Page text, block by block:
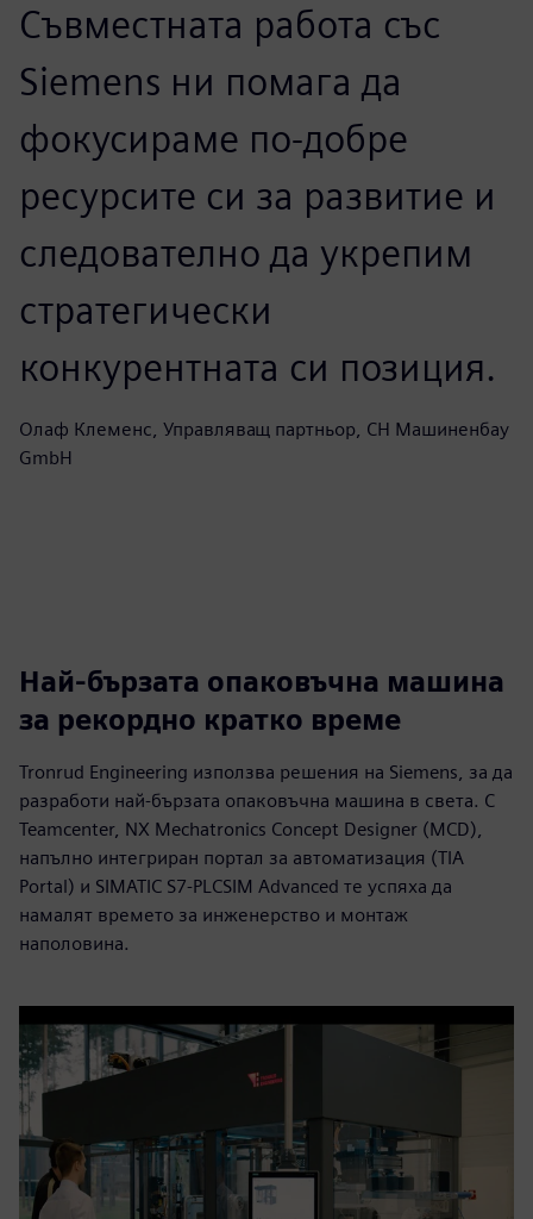
Съвместната работа със
Siemens ни помага да
фокусираме по-добре
ресурсите си за развитие и
следователно да укрепим
стратегически
конкурентната си позиция.
Олаф Клеменс, Управляващ партньор, СН Машиненбау
GmbH
Най-бързата опаковъчна машина
за рекордно кратко време
Tronrud Engineering използва решения на Siemens, за да
разработи най-бързата опаковъчна машина в света. С
Teamcenter, NX Mechatronics Concept Designer (MCD),
напълно интегриран портал за автоматизация (TIA
Portal) и SIMATIC S7-PLCSIM Advanced те успяха да
намалят времето за инженерство и монтаж
наполовина.